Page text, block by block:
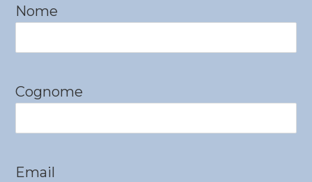
Nome
Cognome
Email